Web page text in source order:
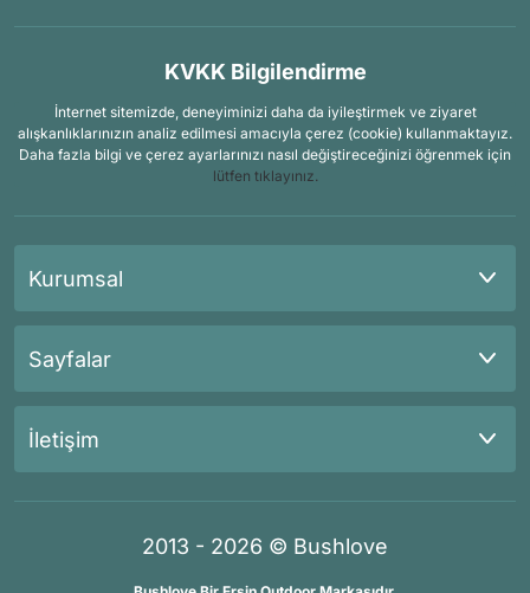
KVKK Bilgilendirme
İnternet sitemizde, deneyiminizi daha da iyileştirmek ve ziyaret
alışkanlıklarınızın analiz edilmesi amacıyla çerez (cookie) kullanmaktayız.
Daha fazla bilgi ve çerez ayarlarınızı nasıl değiştireceğinizi öğrenmek için
lütfen tıklayınız.
Kurumsal
Sayfalar
İletişim
2013 - 2026 © Bushlove